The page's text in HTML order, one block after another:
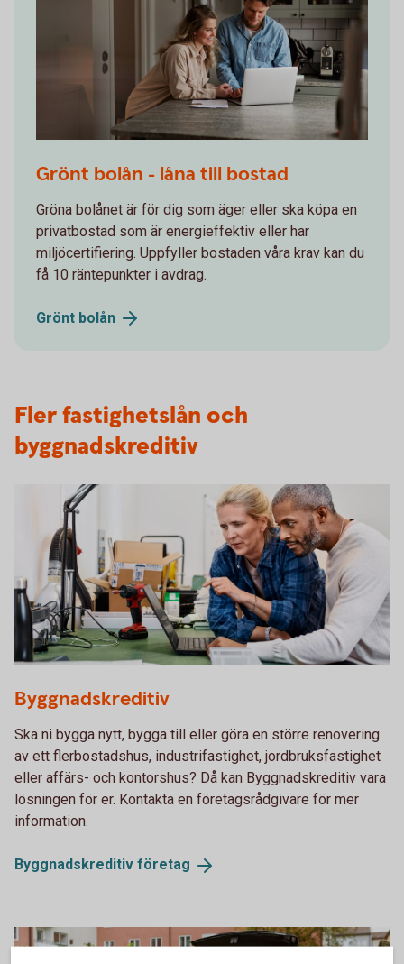
Grönt bolån - låna till bostad
Gröna bolånet är för dig som äger eller ska köpa en
privatbostad som är energieffektiv eller har
miljöcertifiering. Uppfyller bostaden våra krav kan du
få 10 räntepunkter i avdrag.
Grönt bolån
Fler fastighetslån och
byggnadskreditiv
Byggnadskreditiv
Ska ni bygga nytt, bygga till eller göra en större renovering
av ett flerbostadshus, industrifastighet, jordbruksfastighet
eller affärs- och kontorshus? Då kan Byggnadskreditiv vara
lösningen för er. Kontakta en företagsrådgivare för mer
information.
Byggnadskreditiv företag